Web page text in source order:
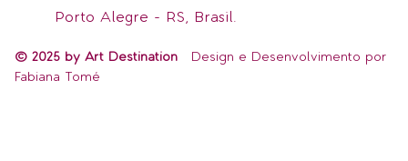
Porto Alegre - RS, Brasil.
© 2025 by Art Destination Design e Desenvolvimento por
Fabiana Tomé